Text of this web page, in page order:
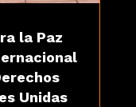
la Paz
Unidas